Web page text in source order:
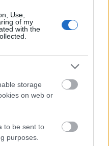
Use,
of my
with the
storage
on web or
to be sent to
purposes.